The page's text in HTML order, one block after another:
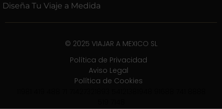
Diseña Tu Viaje a Medida
© 2025 VIAJAR A MEXICO SL
Política de Privacidad
Aviso Legal
Política de Cookies